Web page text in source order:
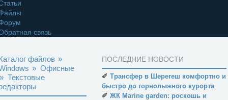
связь
файлов »
» Офисные
» Текстовые
ПОСЛЕДНИЕ НОВОСТИ
✐ Трансфер в Шерегеш комфортно и
быстро до горнолыжного курорта
✐ ЖК Marine garden: роскошь и